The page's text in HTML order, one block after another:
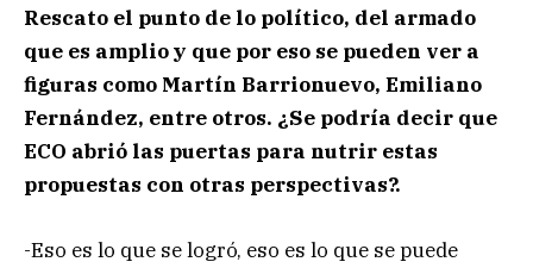
Rescato el punto de lo político, del armado
que es amplio y que por eso se pueden ver a
figuras como Martín Barrionuevo, Emiliano
Fernández, entre otros. ¿Se podría decir que
ECO abrió las puertas para nutrir estas
propuestas con otras perspectivas?.
-Eso es lo que se logró, eso es lo que se puede